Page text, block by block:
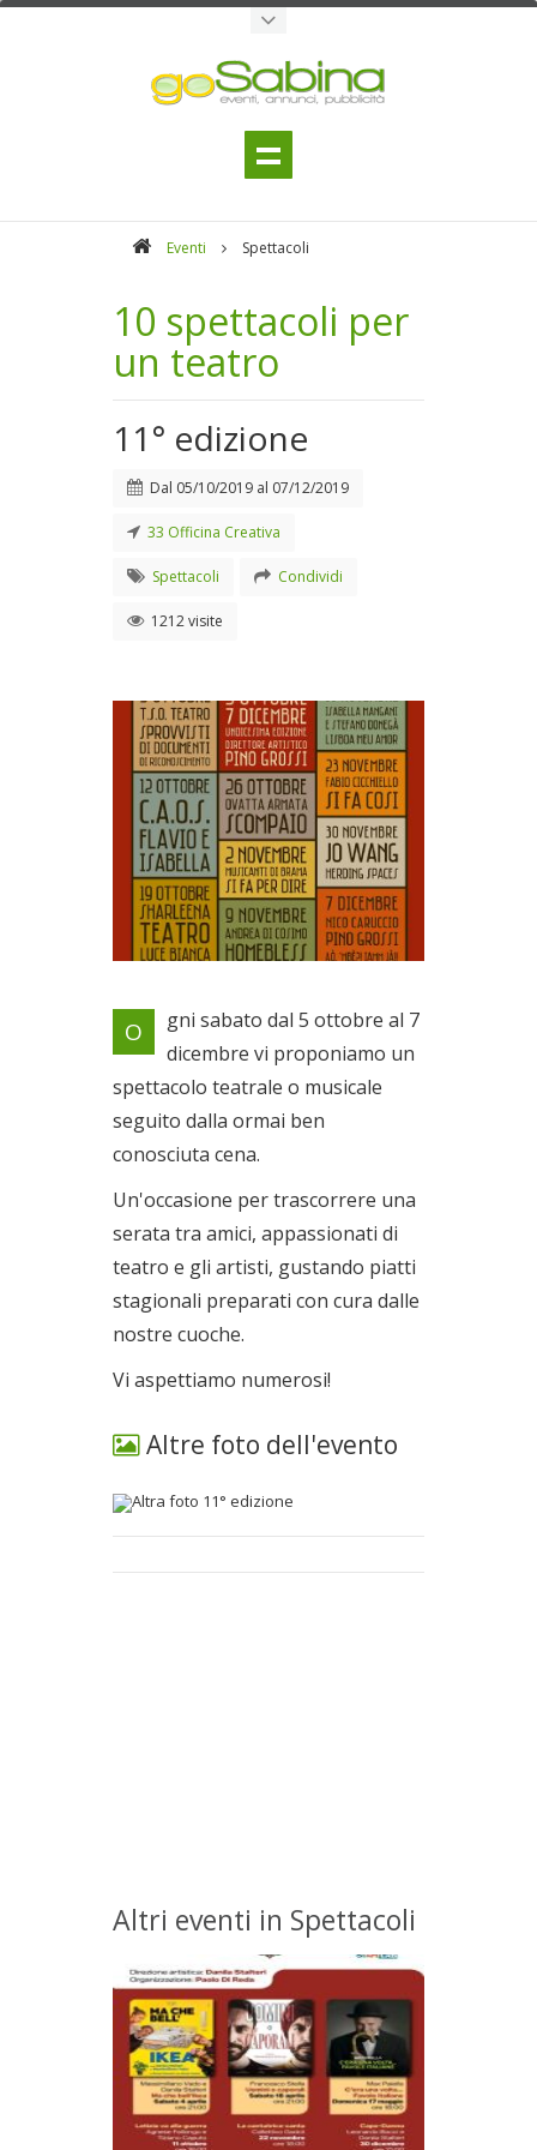
Eventi Spettacoli
10 spettacoli per
un teatro
11° edizione
Dal 05/10/2019 al 07/12/2019
33 Officina Creativa
Spettacoli Condividi
1212 visite
11° edizione
Dal 05/10/2019 al
07/12/2019
O
gni sabato dal 5 ottobre al 7
dicembre vi proponiamo un
spettacolo teatrale o musicale
seguito dalla ormai ben
conosciuta cena.
Un'occasione per trascorrere una
serata tra amici, appassionati di
teatro e gli artisti, gustando piatti
stagionali preparati con cura dalle
nostre cuoche.
Vi aspettiamo numerosi!
Altre foto dell'evento
Altri eventi in Spettacoli